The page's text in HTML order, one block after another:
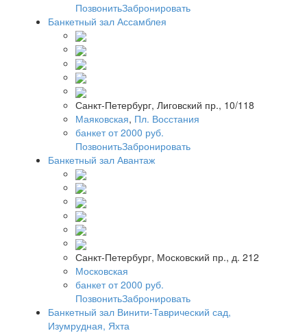
ПозвонитьЗабронировать
Банкетный зал Ассамблея
Санкт-Петербург, Лиговский пр., 10/118
Маяковская, Пл. Восстания
банкет от 2000 руб.
ПозвонитьЗабронировать
Банкетный зал Авантаж
Санкт-Петербург, Московский пр., д. 212
Московская
банкет от 2000 руб.
ПозвонитьЗабронировать
Банкетный зал Винити-Таврический сад,
Изумрудная, Яхта